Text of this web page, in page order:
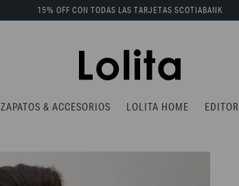
ZAPATOS & ACCESORIOS LOLITA HOME
15% OFF CON TODAS LAS TARJETAS SCOTIABANK